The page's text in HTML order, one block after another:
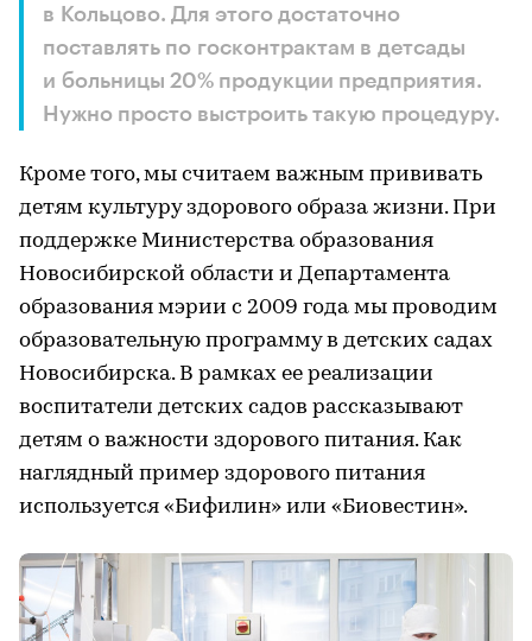
в Кольцово. Для этого достаточно
поставлять по госконтрактам в детсады
и больницы 20% продукции предприятия.
Нужно просто выстроить такую процедуру.
Кроме того, мы считаем важным прививать
детям культуру здорового образа жизни. При
поддержке Министерства образования
Новосибирской области и Департамента
образования мэрии с 2009 года мы проводим
образовательную программу в детских садах
Новосибирска. В рамках ее реализации
воспитатели детских садов рассказывают
детям о важности здорового питания. Как
наглядный пример здорового питания
используется «Бифилин» или «Биовестин».